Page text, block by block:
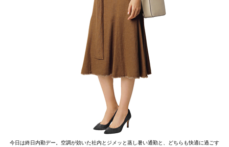
今日は終日内勤デー。空調が効いた社内とジメッと蒸し暑い通勤と、どちらも快適に過ごす